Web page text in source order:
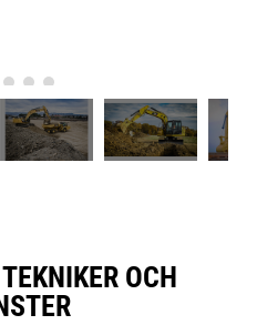
OCH